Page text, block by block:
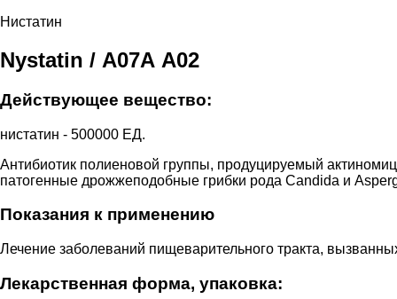
Нистатин
Nystatin / А07А А02
Действующее вещество:
нистатин - 500000 ЕД.
Антибиотик полиеновой группы, продуцируемый
патогенные дрожжеподобные грибки рода Candida и
Показания к применению
Лечение заболеваний пищеварительного тракта,
Лекарственная форма, упаковка: